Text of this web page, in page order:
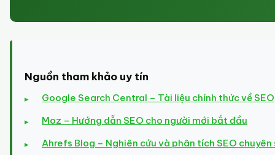
Nguồn tham khảo uy tín
Google Search Central – Tài liệu chính thức về SEO
Moz – Hướng dẫn SEO cho người mới bắt đầu
Ahrefs Blog – Nghiên cứu và phân tích SEO chuyên